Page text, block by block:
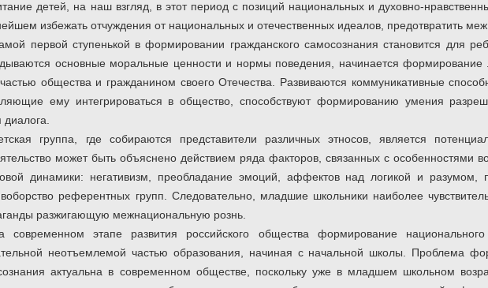
детей, на наш взгляд, в этот период с позиций национальных и духовно-
избежать отчуждения от национальных и отечественных идеалов, предотвратить
первой ступенькой в формировании гражданского самосознания становится для
основные моральные ценности и нормы поведения, начинается формирование
общества и гражданином своего Отечества. Развиваются коммуникативные
ему интегрироваться в общество, способствуют формированию умения
диалога.
группа, где собираются представители различных этносов, является
может быть объяснено действием ряда факторов, связанных с особенностями
динамики: негативизм, преобладание эмоций, аффектов над логикой и разумом,
референтных групп. Следовательно, младшие школьники наиболее
разжигающую межнациональную рознь.
современном этапе развития российского общества формирование национального
неотъемлемой частью образования, начиная с начальной школы. Проблема
актуальна в современном обществе, поскольку уже в младшем школьном